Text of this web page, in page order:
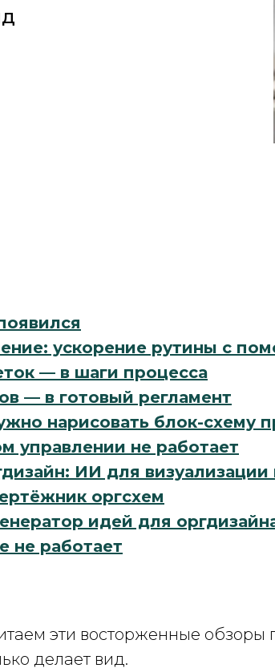
ускорение рутины с
— в шаги процесса
— в готовый регламент
нарисовать блок-схему
управлении не работает
ИИ для визуализации
оргсхем
идей для
не работает
эти восторженные обзоры
делает вид.